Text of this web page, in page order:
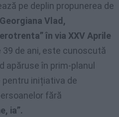
pe deplin propunerea de
Vlad,
în via XXV Aprile
39 de ani, este cunoscută
apăruse în prim-planul
inițiativa de
fără
ia”.